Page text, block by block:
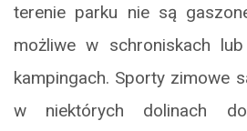
terenie parku nie są
możliwe w schroniskach
kampingach. Sporty zimowe
w niektórych dolinach